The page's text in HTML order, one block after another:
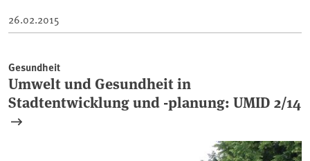
26.02.2015
Gesundheit
Umwelt und Gesundheit in
Stadtentwicklung und -planung: UMID 2/14